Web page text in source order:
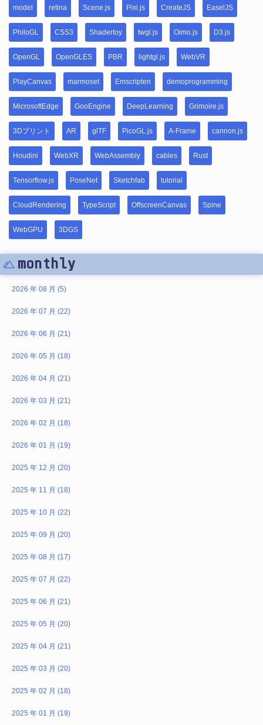
model retina Scene.js Pixi.js CreateJS EaselJS
PhiloGL CSS3 Shadertoy twgl.js Oimo.js D3.js
OpenGL OpenGLES PBR lightgl.js WebVR
PlayCanvas marmoset Emscripten demoprogramming
MicrosoftEdge GooEngine DeepLearning Grimoire.js
3Dプリント AR glTF PicoGL.js A-Frame cannon.js
Houdini WebXR WebAssembly cables Rust
Tensorflow.js PoseNet Sketchfab tutorial
CloudRendering TypeScript OffscreenCanvas Spine
WebGPU 3DGS
monthly
2026 年 08 月 (5)
2026 年 07 月 (22)
2026 年 06 月 (21)
2026 年 05 月 (18)
2026 年 04 月 (21)
2026 年 03 月 (21)
2026 年 02 月 (18)
2026 年 01 月 (19)
2025 年 12 月 (20)
2025 年 11 月 (18)
2025 年 10 月 (22)
2025 年 09 月 (20)
2025 年 08 月 (17)
2025 年 07 月 (22)
2025 年 06 月 (21)
2025 年 05 月 (20)
2025 年 04 月 (21)
2025 年 03 月 (20)
2025 年 02 月 (18)
2025 年 01 月 (19)